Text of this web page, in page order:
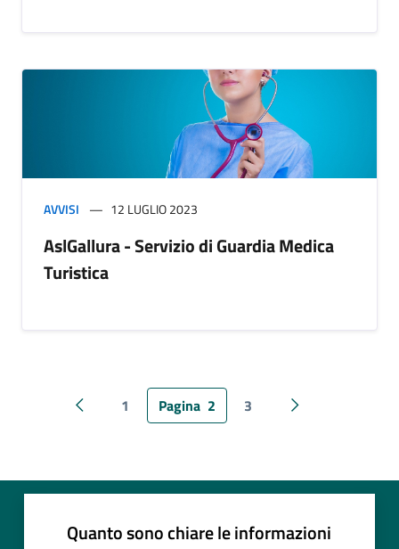
AVVISI 12 LUGLIO 2023
AslGallura - Servizio di Guardia Medica
Turistica
Pagina precedente
1 Pagina 2 3 Pagina
Quanto sono chiare le informazioni